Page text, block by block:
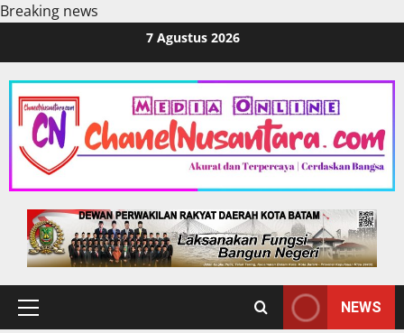
Breaking news
content
7 Agustus 2026
Primary
NEWS